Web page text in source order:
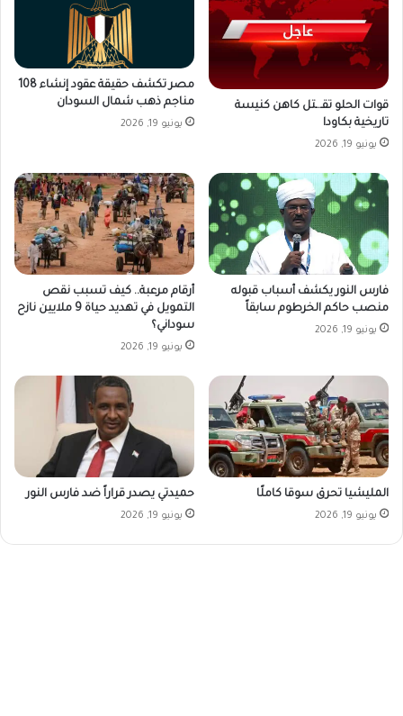
قوات الحلو تقـ.ـتل كاهن كنيسة
تاريخية بكاودا
يونيو 19, 2026
مصر تكشف حقيقة عقود إنشاء 108
مناجم ذهب شمال السودان
يونيو 19, 2026
فارس النور يكشف أسباب قبوله
منصب حاكم الخرطوم سابقاً
يونيو 19, 2026
أرقام مرعبة.. كيف تسبب نقص
التمويل في تهديد حياة 9 ملايين نازح
سوداني؟
يونيو 19, 2026
المليشيا تحرق سوقا كاملًا
يونيو 19, 2026
حميدتي يصدر قراراً ضد فارس النور
يونيو 19, 2026